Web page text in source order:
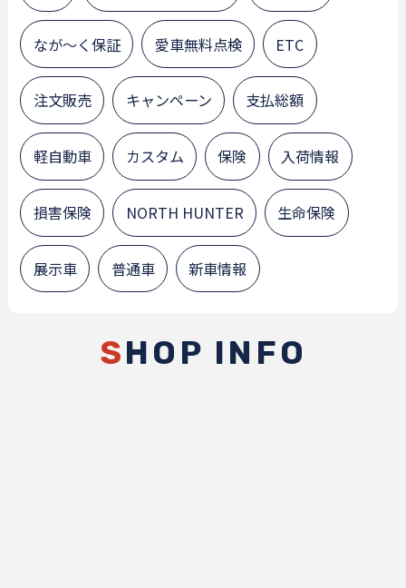
なが～く保証 愛車無料点検 ETC
注文販売 キャンペーン 支払総額
軽自動車 カスタム 保険 入荷情報
損害保険 NORTH HUNTER 生命保険
展示車 普通車 新車情報
SHOP INFO